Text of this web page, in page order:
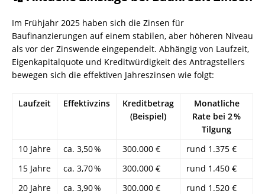
Im Frühjahr 2025 haben sich die Zinsen für
Baufinanzierungen auf einem stabilen, aber höheren Niveau
als vor der Zinswende eingependelt. Abhängig von Laufzeit,
Eigenkapitalquote und Kreditwürdigkeit des Antragstellers
bewegen sich die effektiven Jahreszinsen wie folgt:
Laufzeit Effektivzins
Kreditbetrag
(Beispiel)
Monatliche
Rate bei 2 %
Tilgung
10 Jahre
ca. 3,50 % 300.000 €
rund 1.375 €
15 Jahre
ca. 3,70 % 300.000 €
rund 1.450 €
20 Jahre
ca. 3,90 % 300.000 € rund 1.520 €